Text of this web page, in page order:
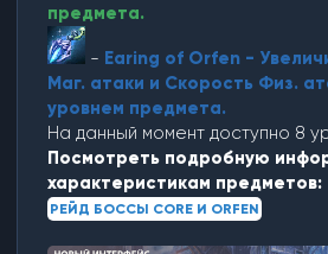
предмета.
- Earing of Orfen -
Маг. атаки и Скорость Физ.
уровнем предмета.
На данный момент доступно 8
Посмотреть подробную
характеристикам предметов:
РЕЙД БОССЫ CORE И ORFEN